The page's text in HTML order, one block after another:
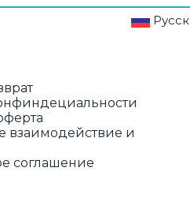
взаимодействие и
соглашение